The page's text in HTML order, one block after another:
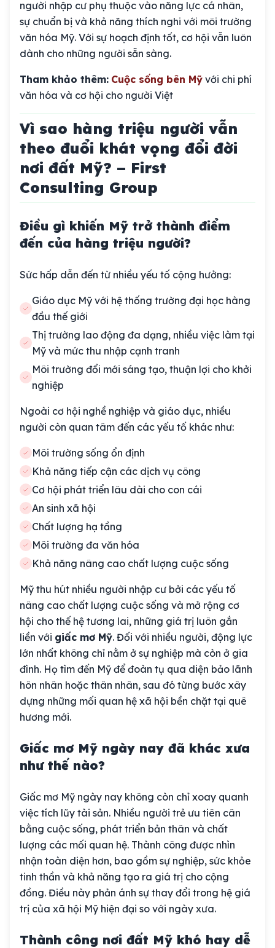
người nhập cư phụ thuộc vào năng lực cá nhân,
sự chuẩn bị và khả năng thích nghi với môi trường
văn hóa Mỹ. Với sự hoạch định tốt, cơ hội vẫn luôn
dành cho những người sẵn sàng.
Tham khảo thêm: Cuộc sống bên Mỹ với chi phí
văn hóa và cơ hội cho người Việt
Vì sao hàng triệu người vẫn
theo đuổi khát vọng đổi đời
nơi đất Mỹ? – First
Consulting Group
Điều gì khiến Mỹ trở thành điểm
đến của hàng triệu người?
Sức hấp dẫn đến từ nhiều yếu tố cộng hưởng:
Giáo dục Mỹ với hệ thống trường đại học hàng
đầu thế giới
Thị trường lao động đa dạng, nhiều việc làm tại
Mỹ và mức thu nhập cạnh tranh
Môi trường đổi mới sáng tạo, thuận lợi cho khởi
nghiệp
Ngoài cơ hội nghề nghiệp và giáo dục, nhiều
người còn quan tâm đến các yếu tố khác như:
Môi trường sống ổn định
Khả năng tiếp cận các dịch vụ công
Cơ hội phát triển lâu dài cho con cái
An sinh xã hội
Chất lượng hạ tầng
Môi trường đa văn hóa
Khả năng nâng cao chất lượng cuộc sống
Mỹ thu hút nhiều người nhập cư bởi các yếu tố
nâng cao chất lượng cuộc sống và mở rộng cơ
hội cho thế hệ tương lai, những giá trị luôn gắn
liền với giấc mơ Mỹ. Đối với nhiều người, động lực
lớn nhất không chỉ nằm ở sự nghiệp mà còn ở gia
đình. Họ tìm đến Mỹ để đoàn tụ qua diện bảo lãnh
hôn nhân hoặc thân nhân, sau đó từng bước xây
dựng những mối quan hệ xã hội bền chặt tại quê
hương mới.
Giấc mơ Mỹ ngày nay đã khác xưa
như thế nào?
Giấc mơ Mỹ ngày nay không còn chỉ xoay quanh
việc tích lũy tài sản. Nhiều người trẻ ưu tiên cân
bằng cuộc sống, phát triển bản thân và chất
lượng các mối quan hệ. Thành công được nhìn
nhận toàn diện hơn, bao gồm sự nghiệp, sức khỏe
tinh thần và khả năng tạo ra giá trị cho cộng
đồng. Điều này phản ánh sự thay đổi trong hệ giá
trị của xã hội Mỹ hiện đại so với ngày xưa.
Thành công nơi đất Mỹ khó hay dễ